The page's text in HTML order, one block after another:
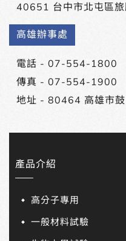
40651 台中市北屯區
高雄辦事處
電話 - 07-554-1800
傳真 - 07-554-1900
地址 - 80464 高雄市
產品介紹
高分子專用
一般材料試驗